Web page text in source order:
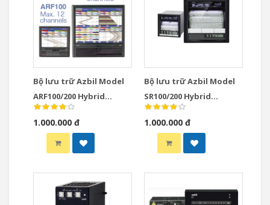
Bộ lưu trữ Azbil Model
ARF100/200 Hybrid
Recorders
1.000.000 đ
Bộ lưu trữ Azbil Model
SR100/200 Hybrid
Recorders
1.000.000 đ